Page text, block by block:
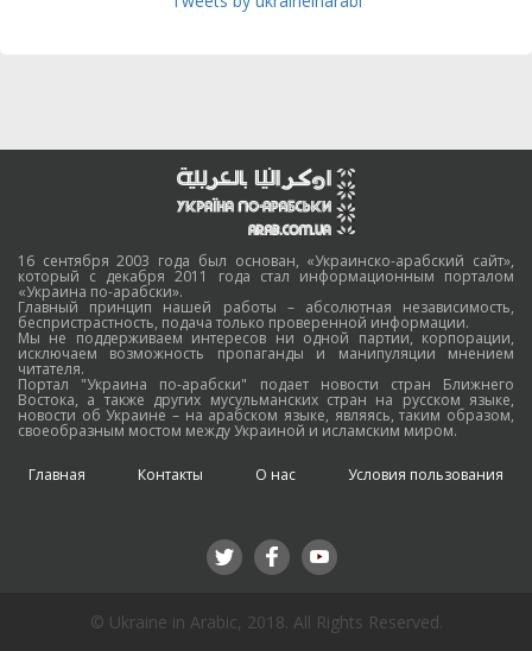
16 сентября 2003 года был основан, «Украинско-арабский сайт»,
который с декабря 2011 года стал информационным порталом
«Украина по-арабски».
Главный принцип нашей работы – абсолютная независимость,
беспристрастность, подача только проверенной информации.
Мы не поддерживаем интересов ни одной партии, корпорации,
исключаем возможность пропаганды и манипуляции мнением
читателя.
Портал "Украина по-арабски" подает новости стран Ближнего
Востока, а также других мусульманских стран на русском языке,
новости об Украине – на арабском языке, являясь, таким образом,
своеобразным мостом между Украиной и исламским миром.
Главная Контакты О нас Условия пользования
© Ukraine in Arabic, 2018. All Rights Reserved.